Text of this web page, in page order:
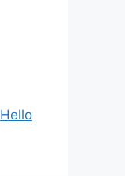
Hello